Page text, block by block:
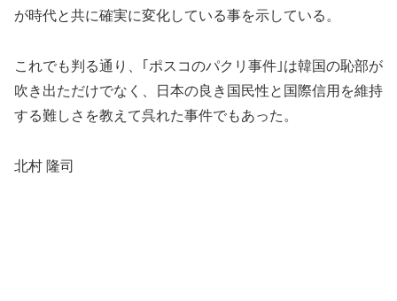
が時代と共に確実に変化している事を示している。
これでも判る通り、｢ポスコのパクリ事件｣は韓国の恥部が
吹き出ただけでなく、日本の良き国民性と国際信用を維持
する難しさを教えて呉れた事件でもあった。
北村 隆司